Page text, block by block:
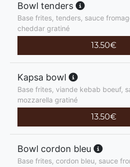
Bowl tenders
Base frites, tenders, sauce
cheddar gratiné
13.50€
Kapsa bowl
Base frites, viande kebab boeuf,
mozzarella gratiné
13.50€
Bowl cordon bleu
Base frites, cordon bleu, sauce